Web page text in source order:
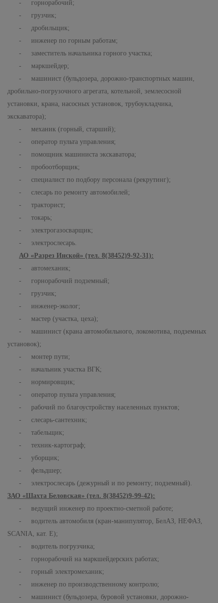
- горнорабочий;
- грузчик;
- дробильщик;
- инженер по горным работам;
- заместитель начальника горного участка;
- маркшейдер;
- машинист (бульдозера, дорожно-транспортных машин,
дробильно-погрузочного агрегата, котельной, землесосной
установки, крана, насосных установок, трубоукладчика,
экскаватора);
- механик (горный, старший);
- оператор пульта управления;
- помощник машиниста экскаватора;
- пробоотборщик;
- специалист по подбору персонала (рекрутинг);
- слесарь по ремонту автомобилей;
- тракторист;
- токарь;
- электрогазосварщик;
- электрослесарь.
АО «Разрез Инской» (тел. 8(38452)9-92-31):
- автомеханик;
- горнорабочий подземный;
- грузчик;
- инженер-эколог;
- мастер (участка, цеха);
- машинист (крана автомобильного, локомотива, подземных
установок);
- монтер пути;
- начальник участка ВГК;
- нормировщик;
- оператор пульта управления;
- рабочий по благоустройству населенных пунктов;
- слесарь-сантехник;
- табельщик;
- техник-картограф;
- уборщик;
- фельдшер;
- электрослесарь (дежурный и по ремонту; подземный).
ЗАО «Шахта Беловская» (тел. 8(38452)9-99-42):
- ведущий инженер по проектно-сметной работе;
- водитель автомобиля (кран-манипулятор, БелАЗ, НЕФАЗ,
SCANIA, кат. Е);
- водитель погрузчика;
- горнорабочий на маркшейдерских работах;
- горный электромеханик;
- инженер по производственному контролю;
- машинист (бульдозера, буровой установки, дорожно-